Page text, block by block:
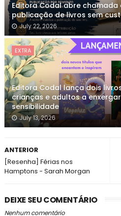
Editora Codal abre chamada
publicação de livros sem
July 22, 2026
EXTRA
Editora Codal lança dois
crianças e adultos a
sensibilidade
July 13, 2026
ANTERIOR
[Resenha] Férias nos
Hamptons - Sarah Morgan
DEIXE SEU COMENTÁRIO
Nenhum comentário